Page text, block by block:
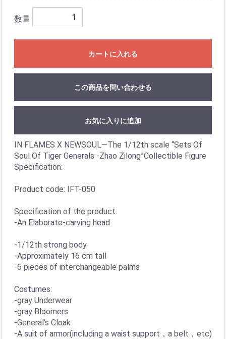
数量
カートに入れる
この商品を問い合わせる
お気に入りに追加
IN FLAMES X NEWSOUL—The 1/12th scale “Sets Of
Soul Of Tiger Generals -Zhao Zilong”Collectible Figure
Specification:
Product code: IFT-050
Specification of the product:
-An Elaborate-carving head
-1/12th strong body
-Approximately 16 cm tall
-6 pieces of interchangeable palms
Costumes:
-gray Underwear
-gray Bloomers
-General's Cloak
-A suit of armor(including a waist support，a belt，etc)